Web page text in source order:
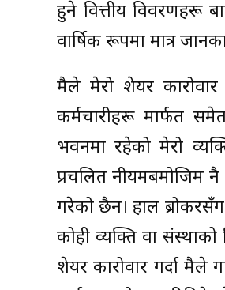
हुने वित्तीय विवरणहरू
वार्षिक रूपमा मात्र
मैले मेरो शेयर
कर्मचारीहरू मार्फत
भवनमा रहेको मेरो
प्रचलित नीयमबमोजिम
गरेको छैन। हाल
कोही व्यक्ति वा
शेयर कारोवार गर्दा